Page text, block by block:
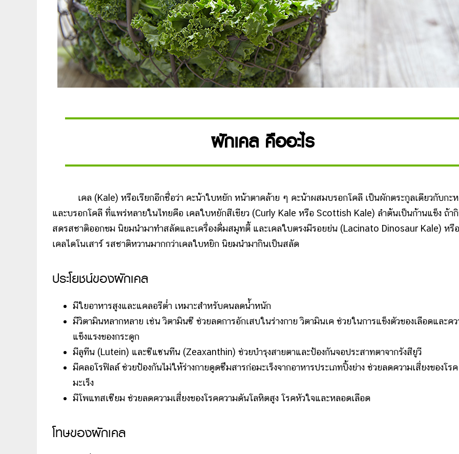
ผักเคล คืออะไร
เคล (Kale) หรือเรียกอีกชื่อว่า คะน้าใบหยัก หน้าตาคล้าย ๆ คะน้าผสมบรอกโคลี เป็นผักตระกูลเดียวกับกะ
และบรอกโคลี ที่แพร่หลายในไทยคือ เคลใบหยักสีเขียว (Curly Kale หรือ Scottish Kale) ลำต้นเป็นก้านแข็ง ถ้า
สดรสชาติออกขม นิยมนำมาทำสลัดและเครื่องดื่มสมูทตี้ และเคลใบตรงมีรอยย่น (Lacinato Dinosaur Kale) หรือ
เคลไดโนเสาร์ รสชาติหวานมากกว่าเคลใบหยิก นิยมนำมากินเป็นสลัด
ประโยชน์ของผักเคล
มีใยอาหารสูงและแคลอรีต่ำ เหมาะสำหรับคนลดน้ำหนัก
มีวิตามินหลากหลาย เช่น วิตามินซี ช่วยลดการอักเสบในร่างกาย วิตามินเค ช่วยในการแข็งตัวของเลือดและค
แข็งแรงของกระดูก
มีลูทีน (Lutein) และซีแซนทีน (Zeaxanthin) ช่วยบำรุงสายตาและป้องกันจอประสาทตาจากรังสียูวี
มีคลอโรฟิลล์ ช่วยป้องกันไม่ให้ร่างกายดูดซึมสารก่อมะเร็งจากอาหารประเภทปิ้งย่าง ช่วยลดความเสี่ยงของโรค
มะเร็ง
มีโพแทสเซียม ช่วยลดความเสี่ยงของโรคความดันโลหิตสูง โรคหัวใจและหลอดเลือด
โทษของผักเคล